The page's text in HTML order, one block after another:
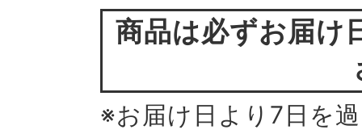
商品は必ずお届け
※お届け日より7日を